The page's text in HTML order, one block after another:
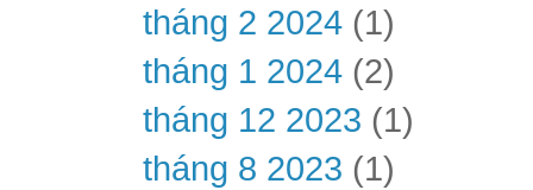
tháng 2 2024 (1)
tháng 1 2024 (2)
tháng 12 2023 (1)
tháng 8 2023 (1)